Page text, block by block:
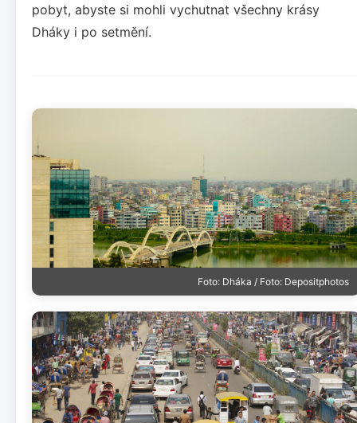
pobyt, abyste si mohli vychutnat všechny krásy
Dháky i po setmění.
Foto: Dháka / Foto: Depositphotos